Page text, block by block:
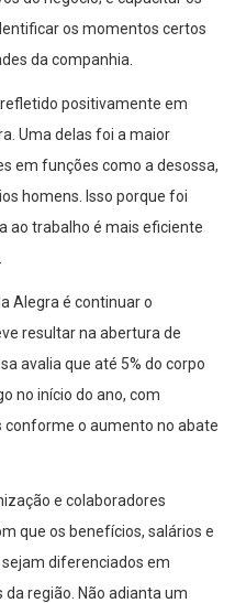
os momentos certos
da companhia.
positivamente em
Uma delas foi a maior
em funções como a desossa,
homens. Isso porque foi
ao trabalho é mais eficiente
Alegra é continuar o
resultar na abertura de
avalia que até 5% do corpo
no início do ano, com
o aumento no abate
e colaboradores
que os benefícios, salários e
diferenciados em
região. Não adianta um